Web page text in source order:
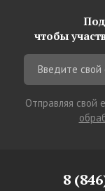
чтобы
Отправляя свой
8